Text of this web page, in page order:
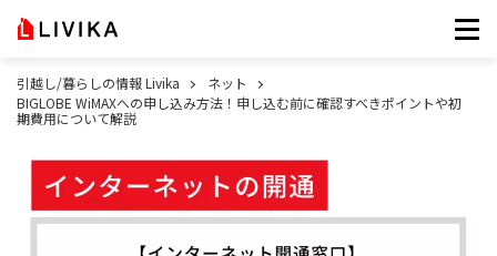
引越し/暮らしの情報 Livika
ネット
BIGLOBE WiMAXへの申し込み方法！申し込む前に確認すべきポイントや初
期費用について解説